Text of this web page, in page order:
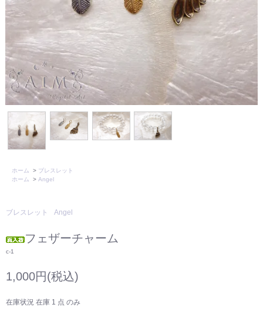
ホーム > ブレスレット
ホーム
> Angel
ブレスレット Angel
フェザーチャーム
c-1
1,000円(税込)
在庫状況 在庫 1 点 のみ